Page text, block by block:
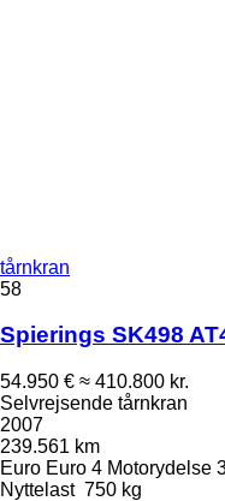
tårnkran
58
Spierings SK498
54.950 € ≈ 410.800 kr.
Selvrejsende tårnkran
2007
239.561 km
Euro Euro 4 Motorydelse
Nyttelast 750 kg